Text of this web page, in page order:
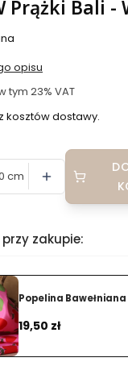
Prążki Bali -
opisu
tym 23% VAT
tym 23% VAT
kosztów dostawy.
cm
zakupie:
Popelina
Cena
19,50 zł